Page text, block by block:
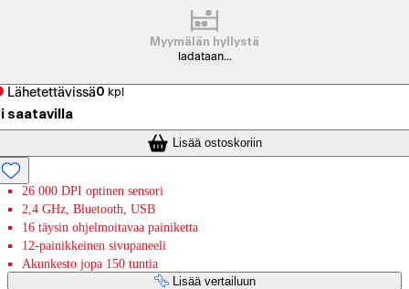
Myymälän hyllystä
ladataan...
Lähetettävissä0 kpl
saatavilla
Lisää ostoskoriin
26 000 DPI optinen sensori
2,4 GHz, Bluetooth, USB
16 täysin ohjelmoitavaa painiketta
12-painikkeinen sivupaneeli
Akunkesto jopa 150 tuntia
Lisää vertailuun